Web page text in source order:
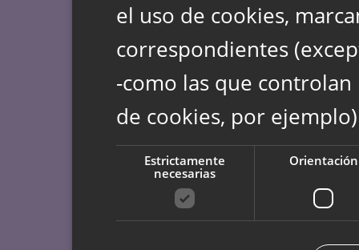
el uso de cookies,
correspondientes
-como las que
de cookies, por
Estrictamente
necesarias
Orientación